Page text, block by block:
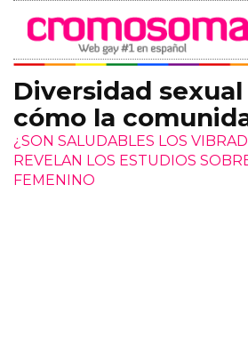
Diversidad
cómo la
¿SON SALUDABLES LOS
REVELAN LOS ESTUDIOS
FEMENINO